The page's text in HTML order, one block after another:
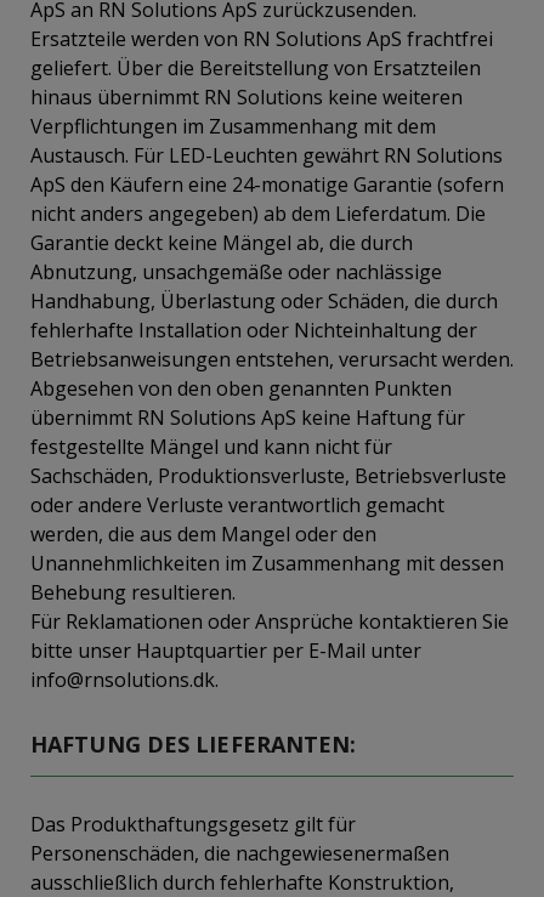
ApS an RN Solutions ApS zurückzusenden.
Ersatzteile werden von RN Solutions ApS frachtfrei
geliefert. Über die Bereitstellung von Ersatzteilen
hinaus übernimmt RN Solutions keine weiteren
Verpflichtungen im Zusammenhang mit dem
Austausch. Für LED-Leuchten gewährt RN Solutions
ApS den Käufern eine 24-monatige Garantie (sofern
nicht anders angegeben) ab dem Lieferdatum. Die
Garantie deckt keine Mängel ab, die durch
Abnutzung, unsachgemäße oder nachlässige
Handhabung, Überlastung oder Schäden, die durch
fehlerhafte Installation oder Nichteinhaltung der
Betriebsanweisungen entstehen, verursacht werden.
Abgesehen von den oben genannten Punkten
übernimmt RN Solutions ApS keine Haftung für
festgestellte Mängel und kann nicht für
Sachschäden, Produktionsverluste, Betriebsverluste
oder andere Verluste verantwortlich gemacht
werden, die aus dem Mangel oder den
Unannehmlichkeiten im Zusammenhang mit dessen
Behebung resultieren.
Für Reklamationen oder Ansprüche kontaktieren Sie
bitte unser Hauptquartier per E-Mail unter
info@rnsolutions.dk.
HAFTUNG DES LIEFERANTEN:
Das Produkthaftungsgesetz gilt für
Personenschäden, die nachgewiesenermaßen
ausschließlich durch fehlerhafte Konstruktion,